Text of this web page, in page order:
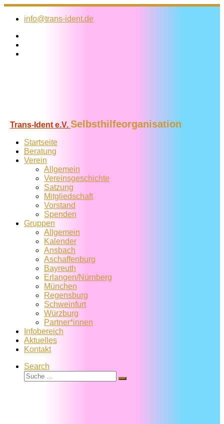
Zum
Inhalt
info@trans-ident.de
Trans-Ident e.V. Selbsthilfeorganisation
Startseite
Beratung
Verein
Allgemein
Vereins­geschichte
Satzung
Mitglied­schaft
Vorstand
Spenden
Gruppen
Allgemein
Kalender
Ansbach
Aschaffenburg
Bayreuth
Erlangen/Nürnberg
München
Regensburg
Schweinfurt
Würzburg
Partner*innen
Infobereich
Aktuelles
Kontakt
Search
Suche
Suche